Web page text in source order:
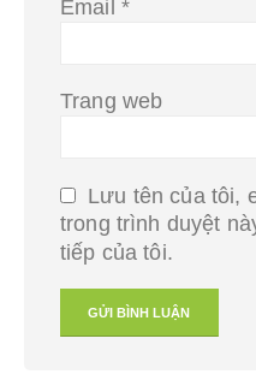
Email *
Trang web
Lưu tên của tôi,
trong trình duyệt
tiếp của tôi.